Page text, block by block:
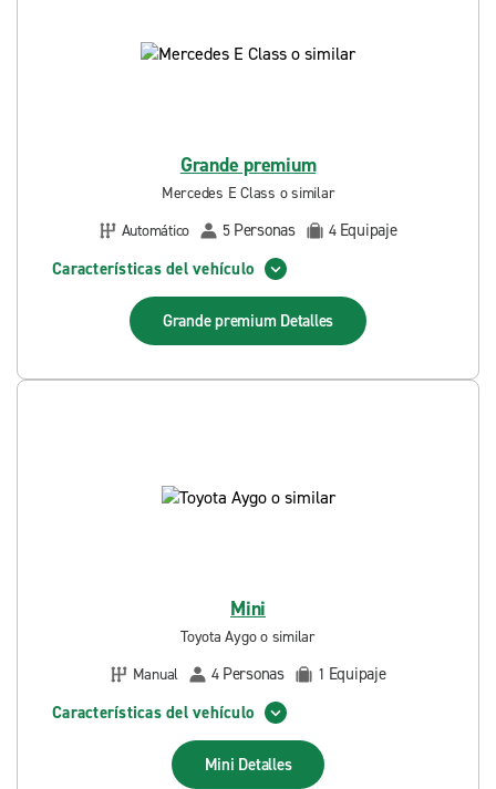
Grande premium
Mercedes E Class o similar
Automático
5 Personas 4 Equipaje
Características del vehículo
Grande premium Detalles
Mini
Toyota Aygo o similar
Manual
4 Personas 1 Equipaje
Características del vehículo
Mini Detalles